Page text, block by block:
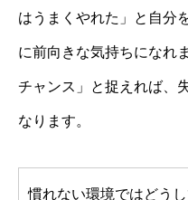
はうまくやれた」と自分
に前向きな気持ちになれ
チャンス」と捉えれば、
なります。
慣れない環境ではどう